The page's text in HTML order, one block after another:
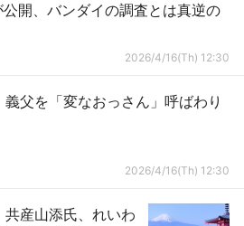
開、バンダイの調査とは真逆の
2026/4/16(Th) 12:30
義父を「変なおっさん」呼ばわり
2026/4/16(Th) 12:30
共産山添氏、れいわ